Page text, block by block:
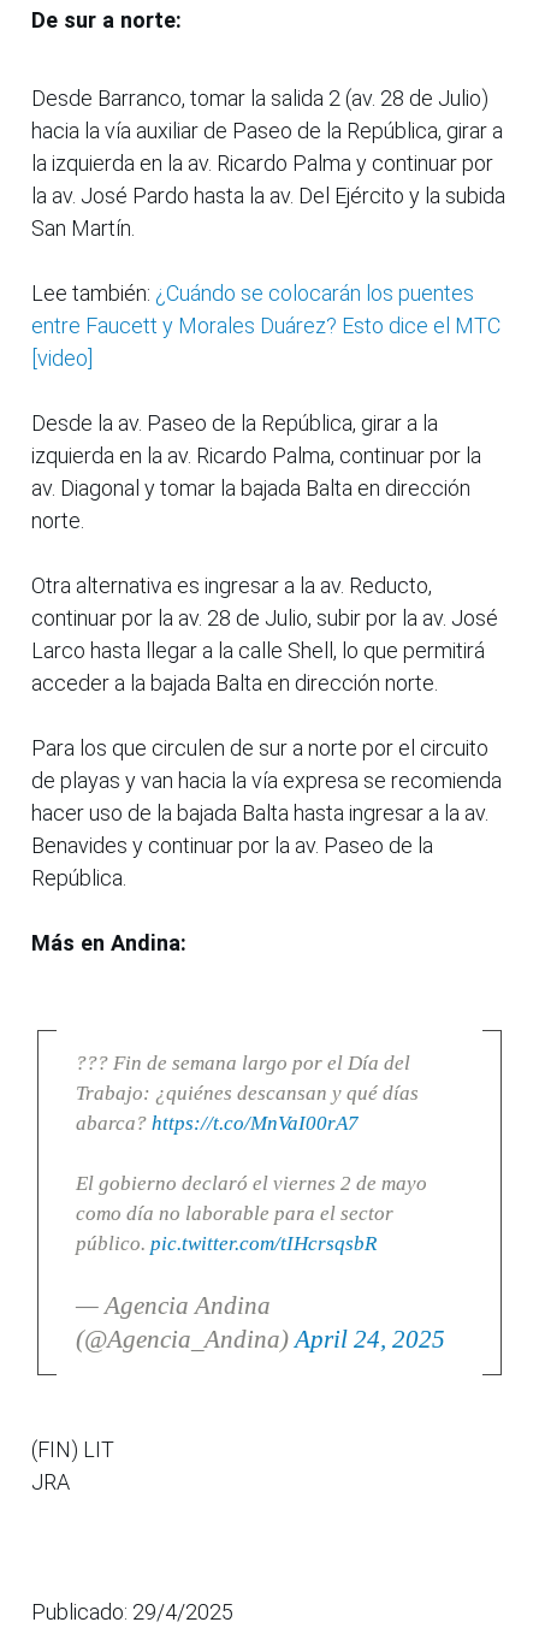
De sur a norte:
Desde Barranco, tomar la salida 2 (av. 28 de Julio)
hacia la vía auxiliar de Paseo de la República, girar a
la izquierda en la av. Ricardo Palma y continuar por
la av. José Pardo hasta la av. Del Ejército y la subida
San Martín.
Lee también: ¿Cuándo se colocarán los puentes
entre Faucett y Morales Duárez? Esto dice el MTC
[video]
Desde la av. Paseo de la República, girar a la
izquierda en la av. Ricardo Palma, continuar por la
av. Diagonal y tomar la bajada Balta en dirección
norte.
Otra alternativa es ingresar a la av. Reducto,
continuar por la av. 28 de Julio, subir por la av. José
Larco hasta llegar a la calle Shell, lo que permitirá
acceder a la bajada Balta en dirección norte.
Para los que circulen de sur a norte por el circuito
de playas y van hacia la vía expresa se recomienda
hacer uso de la bajada Balta hasta ingresar a la av.
Benavides y continuar por la av. Paseo de la
República.
Más en Andina:
??? Fin de semana largo por el Día del
Trabajo: ¿quiénes descansan y qué días
abarca? https://t.co/MnVaI00rA7
El gobierno declaró el viernes 2 de mayo
como día no laborable para el sector
público. pic.twitter.com/tIHcrsqsbR
— Agencia Andina
(@Agencia_Andina)April 24, 2025
(FIN) LIT
JRA
Publicado: 29/4/2025